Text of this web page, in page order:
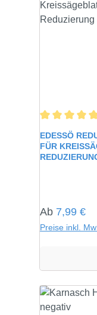
EDESSÖ
FÜR
Regulärer
Ab 7,99 €
Preise inkl.